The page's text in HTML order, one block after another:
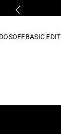
OFFBASIC EDIT